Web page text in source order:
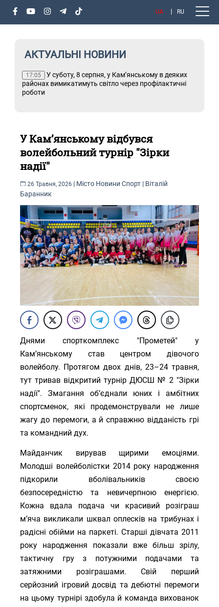
UA RU
АКТУАЛЬНІ НОВИНИ
17:05
У суботу, 8 серпня, у Кам’янському в деяких
районах вимикатимуть світло через профілактичні
роботи
У Кам’янському відбувся
волейбольний турнір "Зірки
надії"
26 Травня, 2026 | Місто Новини Спорт | Віталій
Баранник
Днями спорткомплекс "Прометей" у
Кам’янському став центром дівочого
волейболу. Протягом двох днів, 23–24 травня,
тут тривав відкритий турнір ДЮСШ № 2 "Зірки
надії". Змагання об’єднали юних і амбітних
спортсменок, які продемонстрували не лише
жагу до перемоги, а й справжню відданість грі
та командний дух.
Майданчик вирував щирими емоціями.
Молодші волейболістки 2014 року народження
підкорили вболівальників своєю
безпосередністю та невичерпною енергією.
Кожна вдала подача чи красивий розіграш
м’яча викликали шквал оплесків на трибунах і
радісні обійми на паркеті. Старші дівчата 2011
року народження показали вже більш зрілу,
тактичну гру з потужними подачами та
затяжними розіграшами. Свій перший
серйозний ігровий досвід та дебютні перемоги
на цьому турнірі здобула й команда вихованок